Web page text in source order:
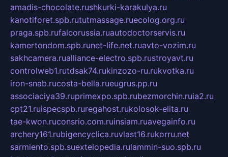
amadis-chocolate.rushkurki-karakulya.ru
kanotiforet.spb.rututmassage.ruecolog.org.ru
praga.spb.rufalcorussia.ruautodoctorservis.ru
kamertondom.spb.runet-life.net.ruavto-vozim.ru
sakhcamera.rualliance-electro.spb.rustroyavt.ru
controlweb1.rutdsak74.rukinzozo-ru.rukvotka.ru
iron-snab.rucosta-bella.rueugrus.pp.ru
associaciya39.ruprimexpo.spb.rubezmorchin.ruia2.ru
cpt21.ruispecspb.ruregahost.rukolosok-elita.ru
tae-kwon.ruconsrio.com.ruinsiam.ruavegainfo.ru
archery161.rubigencyclica.ruvlast16.rukorru.net
sarmiento.spb.suextelopedia.rulammin-suo.spb.ru